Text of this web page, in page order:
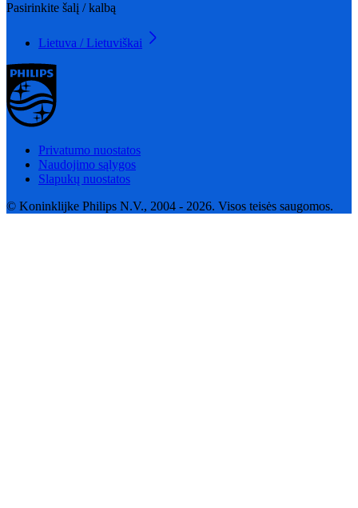
Pasirinkite šalį / kalbą
Lietuva / Lietuviškai
Privatumo nuostatos
Naudojimo sąlygos
Slapukų nuostatos
© Koninklijke Philips N.V., 2004 - 2026. Visos teisės saugomos.